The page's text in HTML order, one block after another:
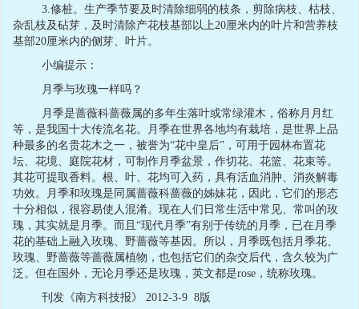
3. 修桩。生产季节要及时清除细弱的枝条，剪除病枝、枯枝、
杂乱枝及砧芽，及时清除产花枝基部以上 20厘米内的叶片和营养枝
基部20厘米内的侧芽、叶片。
小编提示：
月季与玫瑰一样吗？
月季是蔷薇科蔷薇属的多年生落叶或常绿灌木，俗称月月红
等，是我国十大传流名花。月季在世界各地均有栽培，是世界上品
种最多的名贵花木之一，被誉为“花中皇后”，可用于园林布置花
坛、花境、庭院花材，可制作月季盆景，作切花、花篮、花束等。
其花可提取香料。根、叶、花均可入药，具有活血消肿、消炎解毒
功效。月季和玫瑰是同属蔷薇科蔷薇的姊妹花，因此，它们的形态
十分相似，很容易使人混淆。现在人们日常生活中常见、常叫的玫
瑰，其实就是月季。而且“现代月季”有别于传统的月季，已在月季
花的基础上融入玫瑰、野蔷薇等基因。所以，月季既包括月季花、
玫瑰、野蔷薇等蔷薇属植物，也包括它们的杂交后代，含久较为广
泛。但在国外，无论月季还是玫瑰，英文都是rose，统称玫瑰。
刊发《南方科技报》 2012-3-9 8版